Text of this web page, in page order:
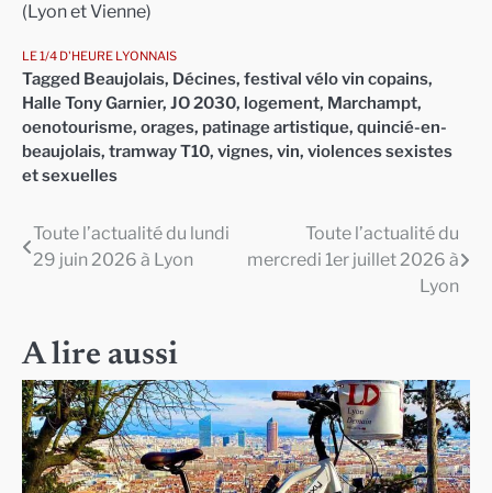
(Lyon et Vienne)
LE 1/4 D'HEURE LYONNAIS
Tagged Beaujolais, Décines, festival vélo vin copains,
Halle Tony Garnier, JO 2030, logement, Marchampt,
oenotourisme, orages, patinage artistique, quincié-en-
beaujolais, tramway T10, vignes, vin, violences sexistes
et sexuelles
Navigation
Toute l’actualité du lundi
29 juin 2026 à Lyon
Toute l’actualité du
mercredi 1er juillet 2026 à
Lyon
A lire aussi